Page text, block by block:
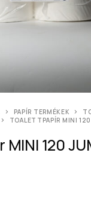
PAPÍR TERMÉKEK
TOALETTPAPÍR MINI
120